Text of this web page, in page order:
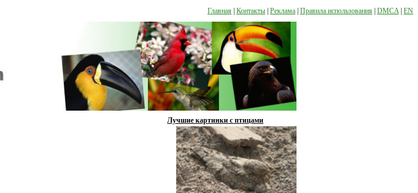
Главная Контакты Реклама Правила использования DMCA EN
Лучшие картинки с птицами